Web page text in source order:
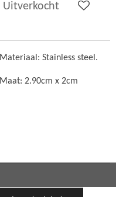
Uitverkocht
Materiaal: Stainless steel.
Maat: 2.90cm x 2cm